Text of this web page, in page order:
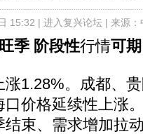
15:32 | 进入复兴论坛| 来源：
季 阶段性行情可期
1.28%。成都、贵
价格延续性上涨
束、需求增加拉